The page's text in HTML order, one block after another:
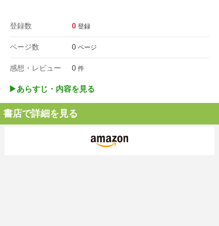
登録数 0 登録
ページ数 0 ページ
感想・レビュー 0 件
▶︎あらすじ・内容を見る
書店で詳細を見る